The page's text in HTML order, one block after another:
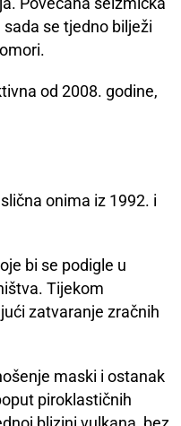
se tjedno bilježi
od 2008. godine,
onima iz 1992. i
bi se podigle u
Tijekom
zatvaranje zračnih
maski i ostanak
piroklastičnih